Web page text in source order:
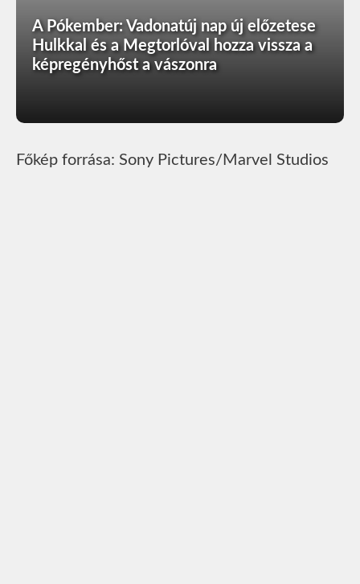
A Pókember: Vadonatúj nap új előzetese
Hulkkal és a Megtorlóval hozza vissza a
képregényhőst a vászonra
Főkép forrása: Sony Pictures/Marvel Studios